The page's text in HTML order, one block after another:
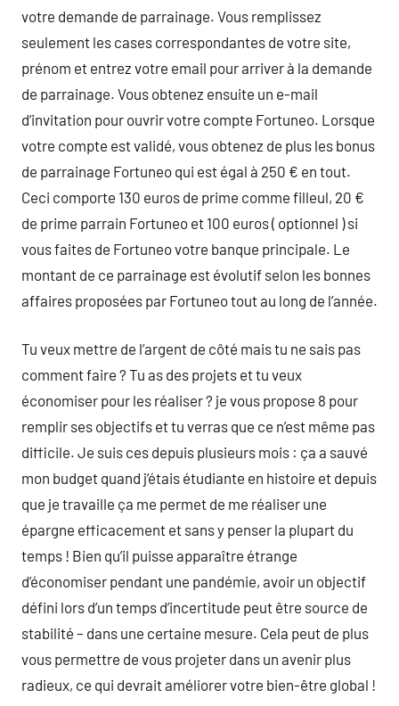
votre demande de parrainage. Vous remplissez
seulement les cases correspondantes de votre site,
prénom et entrez votre email pour arriver à la demande
de parrainage. Vous obtenez ensuite un e-mail
d’invitation pour ouvrir votre compte Fortuneo. Lorsque
votre compte est validé, vous obtenez de plus les bonus
de parrainage Fortuneo qui est égal à 250 € en tout.
Ceci comporte 130 euros de prime comme filleul, 20 €
de prime parrain Fortuneo et 100 euros ( optionnel ) si
vous faites de Fortuneo votre banque principale. Le
montant de ce parrainage est évolutif selon les bonnes
affaires proposées par Fortuneo tout au long de l’année.
Tu veux mettre de l’argent de côté mais tu ne sais pas
comment faire ? Tu as des projets et tu veux
économiser pour les réaliser ? je vous propose 8 pour
remplir ses objectifs et tu verras que ce n’est même pas
difficile. Je suis ces depuis plusieurs mois : ça a sauvé
mon budget quand j’étais étudiante en histoire et depuis
que je travaille ça me permet de me réaliser une
épargne efficacement et sans y penser la plupart du
temps ! Bien qu’il puisse apparaître étrange
d’économiser pendant une pandémie, avoir un objectif
défini lors d’un temps d’incertitude peut être source de
stabilité – dans une certaine mesure. Cela peut de plus
vous permettre de vous projeter dans un avenir plus
radieux, ce qui devrait améliorer votre bien-être global !